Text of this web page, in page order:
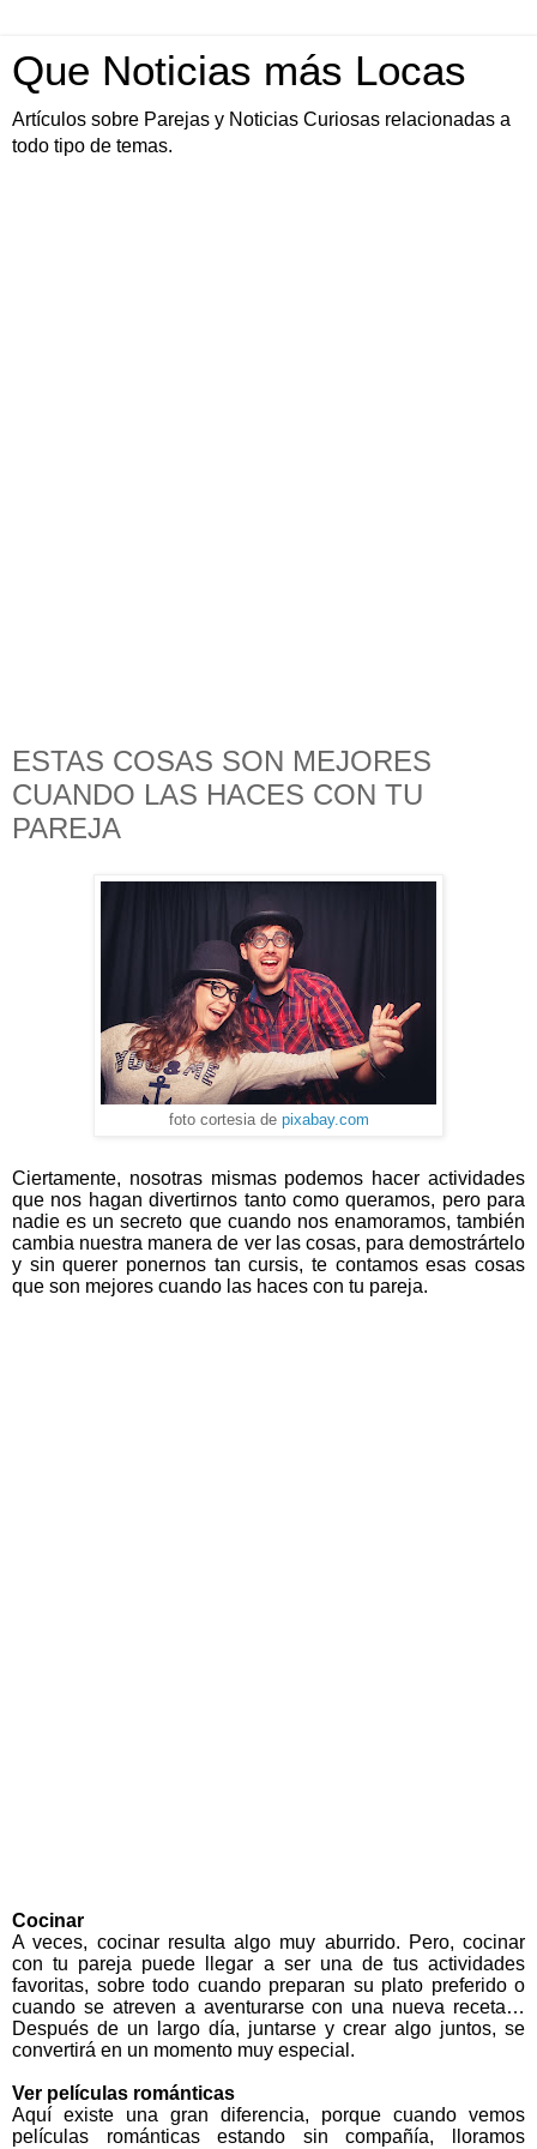
Que Noticias más Locas
Artículos sobre Parejas y Noticias Curiosas relacionadas a
todo tipo de temas.
ESTAS COSAS SON MEJORES
CUANDO LAS HACES CON TU
PAREJA
foto cortesia de pixabay.com
Ciertamente, nosotras mismas podemos hacer actividades
que nos hagan divertirnos tanto como queramos, pero para
nadie es un secreto que cuando nos enamoramos, también
cambia nuestra manera de ver las cosas, para demostrártelo
y sin querer ponernos tan cursis, te contamos esas cosas
que son mejores cuando las haces con tu pareja.
Cocinar
A veces, cocinar resulta algo muy aburrido. Pero, cocinar
con tu pareja puede llegar a ser una de tus actividades
favoritas, sobre todo cuando preparan su plato preferido o
cuando se atreven a aventurarse con una nueva receta…
Después de un largo día, juntarse y crear algo juntos, se
convertirá en un momento muy especial.
Ver películas románticas
Aquí existe una gran diferencia, porque cuando vemos
películas románticas estando sin compañía, lloramos